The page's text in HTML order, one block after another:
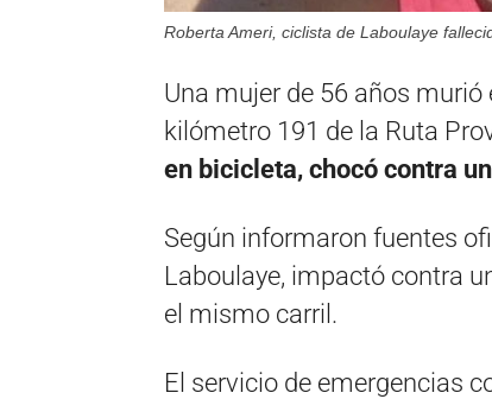
Roberta Ameri, ciclista de Laboulaye
Una mujer de 56 años
kilómetro 191 de la Ruta
en bicicleta, chocó contra
Según informaron fuentes
Laboulaye, impactó contra
el mismo carril.
El servicio de emergencias